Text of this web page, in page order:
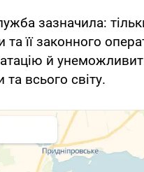
зазначила:
та її законного
й
всього світу.